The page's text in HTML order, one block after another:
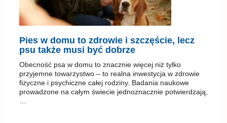
Pies w domu to zdrowie i szczęście, lecz
psu także musi być dobrze
Obecność psa w domu to znacznie więcej niż tylko
przyjemne towarzystwo – to realna inwestycja w zdrowie
fizyczne i psychiczne całej rodziny. Badania naukowe
prowadzone na całym świecie jednoznacznie potwierdzają,